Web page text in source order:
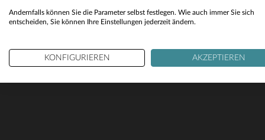
Andernfalls können Sie die Parameter selbst festlegen. Wie auch immer Sie sich
entscheiden, Sie können Ihre Einstellungen jederzeit ändern.
KONFIGURIEREN AKZEPTIEREN